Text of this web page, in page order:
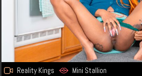
Reality Kings Mini Stallion